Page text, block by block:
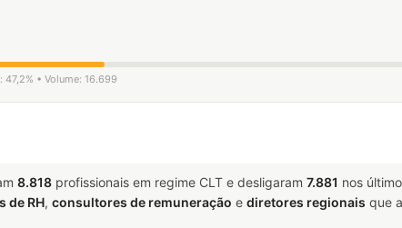
• Volume: 16.699
8.818 profissionais em regime CLT e desligaram 7.881 nos
de RH, consultores de remuneração e diretores regionais que